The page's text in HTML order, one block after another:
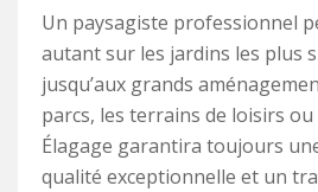
Un paysagiste professionnel
autant sur les jardins les plus
jusqu’aux grands
parcs, les terrains de loisirs
Élagage garantira toujours
qualité exceptionnelle et un